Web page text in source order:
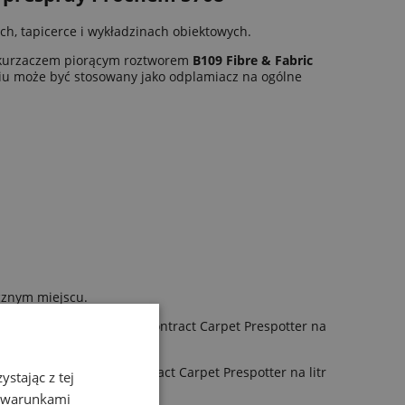
tapicerce i wykładzinach obiektowych.
piorącym roztworem B109 Fibre & Fabric
może być stosowany jako odplamiacz na ogólne
miejscu.
125ml preparatu Contract Carpet Prespotter na
250ml preparatu Contract Carpet Prespotter na litr
z tej